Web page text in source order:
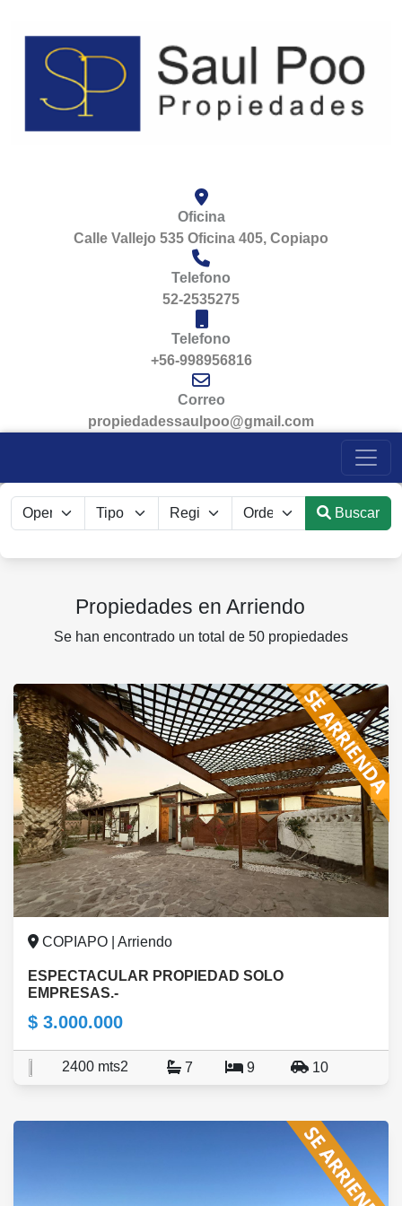
Oficina
Calle Vallejo 535 Oficina 405, Copiapo
Telefono
52-2535275
Telefono
+56-998956816
Correo
propiedadessaulpoo@gmail.com
Buscar
Propiedades en Arriendo
Se han encontrado un total de 50 propiedades
COPIAPO | Arriendo
ESPECTACULAR PROPIEDAD SOLO
EMPRESAS.-
$ 3.000.000
2400 mts2 7 9 10